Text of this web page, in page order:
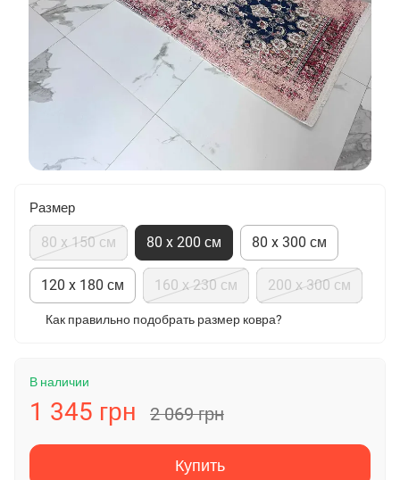
Размер
80 x 150 см 80 x 200 см 80 x 300 см
120 x 180 см 160 х 230 см 200 х 300 см
Как правильно подобрать размер ковра?
В наличии
1 345 грн 2 069 грн
Купить